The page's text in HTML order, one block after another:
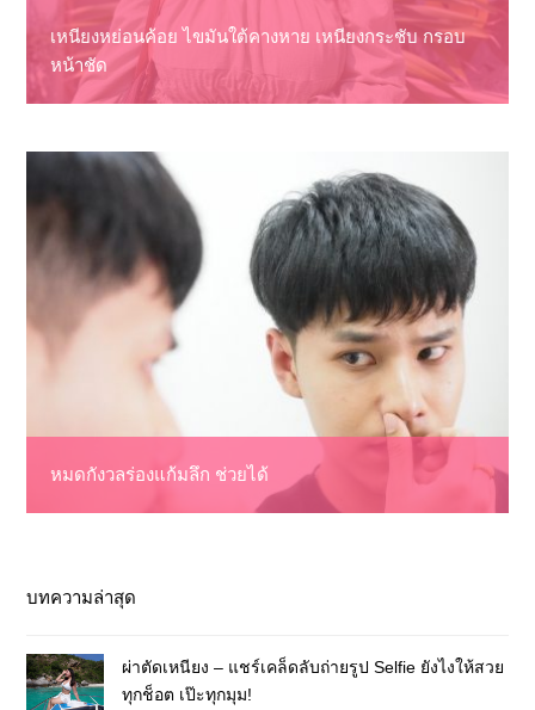
เหนียงหย่อนค้อย ไขมันใต้คางหาย เหนียงกระชับ กรอบ
หน้าชัด
หมดกังวลร่องแก้มลึก ช่วยได้
บทความล่าสุด
ผ่าตัดเหนียง – แชร์เคล็ดลับถ่ายรูป Selfie ยังไงให้สวย
ทุกช็อต เป๊ะทุกมุม!